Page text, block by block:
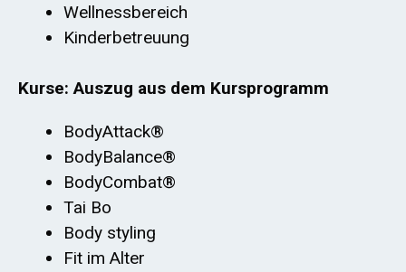
Wellnessbereich
Kinderbetreuung
Kurse: Auszug aus dem Kursprogramm
BodyAttack®
BodyBalance®
BodyCombat®
Tai Bo
Body styling
Fit im Alter